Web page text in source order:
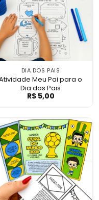
Feliz Dia dos Pais
DIA DOS PAIS
Meu Pai para o
Dia dos Pais
Atividade Meu
R$5,00